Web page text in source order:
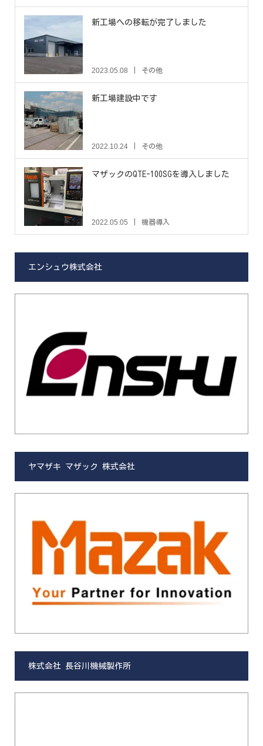
新工場への移転が完了しました
2023.05.08 その他
新工場建設中です
2022.10.24 その他
マザックのQTE-100SGを導入しました
2022.05.05 機器導入
エンシュウ株式会社
ヤマザキ マザック 株式会社
株式会社 長谷川機械製作所